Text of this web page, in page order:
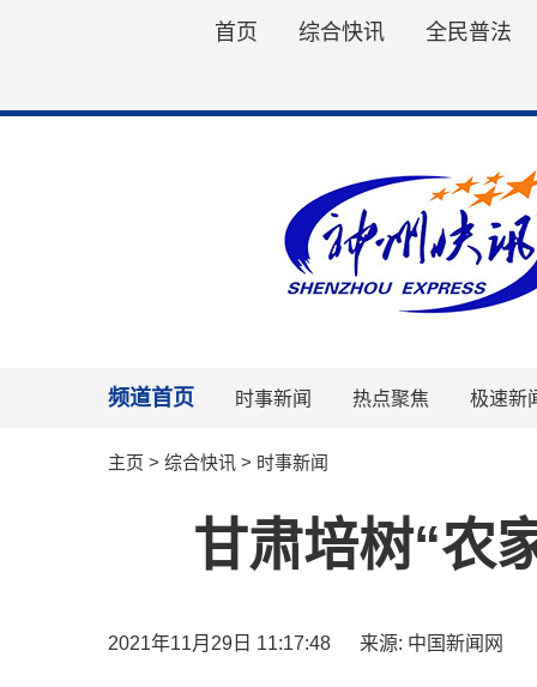
首页 综合快讯 全民普法
频道首页 时事新闻 热点聚焦 极速新
主页 > 综合快讯 > 时事新闻
甘肃培树“农
2021年11月29日 11:17:48 来源: 中国新闻网